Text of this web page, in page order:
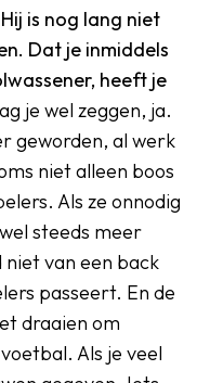
is nog lang niet
Dat je inmiddels
heeft je
je wel zeggen, ja.
geworden, al werk
niet alleen boos
Als ze onnodig
steeds meer
van een back
passeert. En de
draaien om
Als je veel